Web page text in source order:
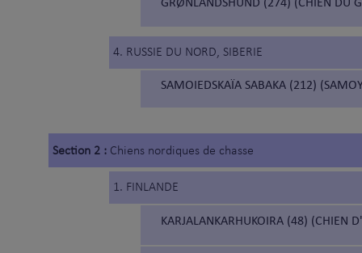
4. RUSSIE DU NORD, SIBERIE
SAMOIEDSKAÏA SABAKA (212)
Section 2 : Chiens nordiques de chasse
1. FINLANDE
KARJALANKARHUKOIRA (48) (CHIEN